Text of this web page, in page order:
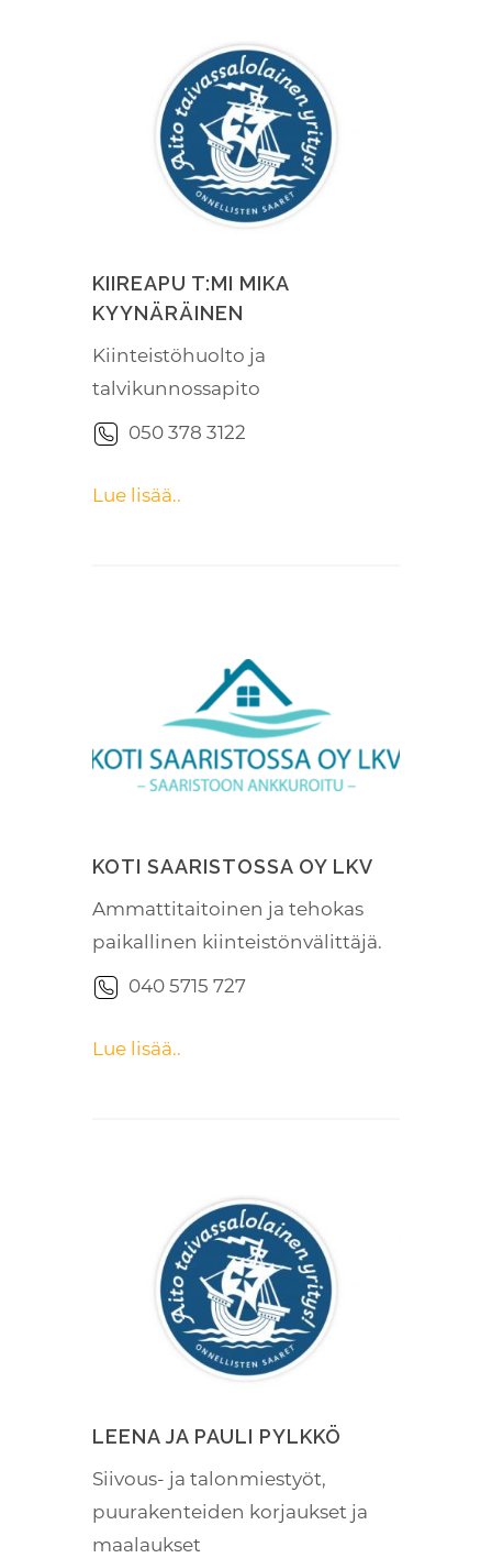
KIIREAPU T:MI MIKA
KYYNÄRÄINEN
Kiinteistöhuolto ja
talvikunnossapito
050 378 3122
Lue lisää..
KOTI SAARISTOSSA OY LKV
Ammattitaitoinen ja tehokas
paikallinen kiinteistönvälittäjä.
040 5715 727
Lue lisää..
LEENA JA PAULI PYLKKÖ
Siivous- ja talonmiestyöt,
puurakenteiden korjaukset ja
maalaukset